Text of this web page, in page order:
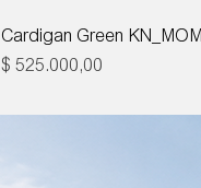
Cardigan Green
Precio
$ 525.000,00